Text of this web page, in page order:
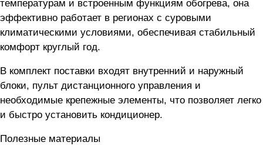
температурам и встроенным функциям обогрева, она
эффективно работает в регионах с суровыми
климатическими условиями, обеспечивая стабильный
комфорт круглый год.
В комплект поставки входят внутренний и наружный
блоки, пульт дистанционного управления и
необходимые крепежные элементы, что позволяет легко
и быстро установить кондиционер.
Полезные материалы